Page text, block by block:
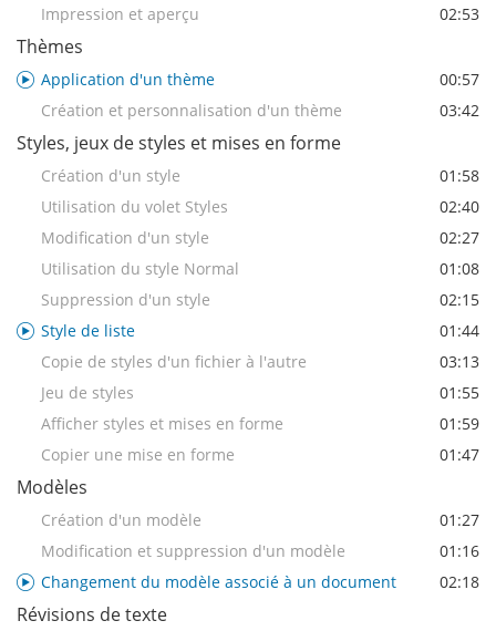
Impression et aperçu
02:53
Thèmes
Application d'un thème
00:57
Création et personnalisation d'un thème
03:42
Styles, jeux de styles et mises en forme
Création d'un style
01:58
Utilisation du volet Styles
02:40
Modification d'un style
02:27
Utilisation du style Normal
01:08
Suppression d'un style
02:15
Style de liste
01:44
Copie de styles d'un fichier à l'autre
03:13
Jeu de styles
01:55
Afficher styles et mises en forme
01:59
Copier une mise en forme
01:47
Modèles
Création d'un modèle
01:27
Modification et suppression d'un modèle
01:16
Changement du modèle associé à un document
02:18
Révisions de texte